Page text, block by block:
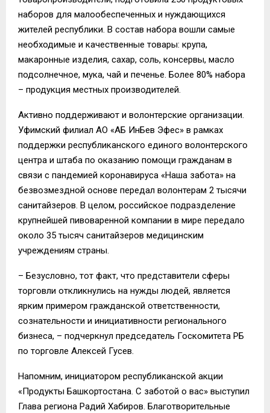
наборов для малообеспеченных и нуждающихся
жителей республики. В состав набора вошли самые
необходимые и качественные товары: крупа,
макаронные изделия, сахар, соль, консервы, масло
подсолнечное, мука, чай и печенье. Более 80% набора
– продукция местных производителей.
Активно поддерживают и волонтерские организации.
Уфимский филиал АО «АБ ИнБев Эфес» в рамках
поддержки республиканского единого волонтерского
центра и штаба по оказанию помощи гражданам в
связи с пандемией коронавируса «Наша забота» на
безвозмездной основе передал волонтерам 2 тысячи
санитайзеров. В целом, российское подразделение
крупнейшей пивоваренной компании в мире передало
около 35 тысяч санитайзеров медицинским
учреждениям страны.
– Безусловно, тот факт, что представители сферы
торговли откликнулись на нужды людей, является
ярким примером гражданской ответственности,
сознательности и инициативности регионального
бизнеса, – подчеркнул председатель Госкомитета РБ
по торговле Алексей Гусев.
Напомним, инициатором республиканской акции
«Продукты Башкортостана. С заботой о вас» выступил
Глава региона Радий Хабиров. Благотворительные